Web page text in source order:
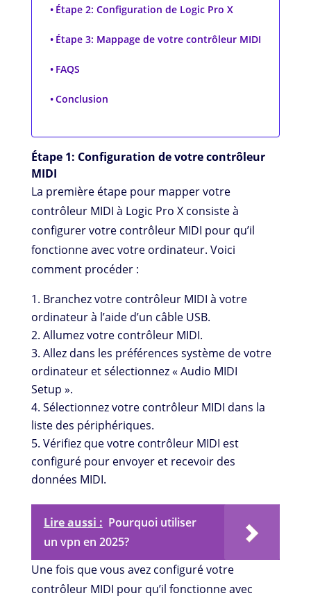
Étape 2: Configuration de Logic Pro X
Étape 3: Mappage de votre contrôleur MIDI
FAQS
Conclusion
Étape 1: Configuration de votre contrôleur
MIDI
La première étape pour mapper votre
contrôleur MIDI à Logic Pro X consiste à
configurer votre contrôleur MIDI pour qu’il
fonctionne avec votre ordinateur. Voici
comment procéder :
Branchez votre contrôleur MIDI à votre
ordinateur à l’aide d’un câble USB.
Allumez votre contrôleur MIDI.
Allez dans les préférences système de votre
ordinateur et sélectionnez « Audio MIDI
Setup ».
Sélectionnez votre contrôleur MIDI dans la
liste des périphériques.
Vérifiez que votre contrôleur MIDI est
configuré pour envoyer et recevoir des
données MIDI.
Lire aussi : Pourquoi utiliser
un vpn en 2025?
Une fois que vous avez configuré votre
contrôleur MIDI pour qu’il fonctionne avec